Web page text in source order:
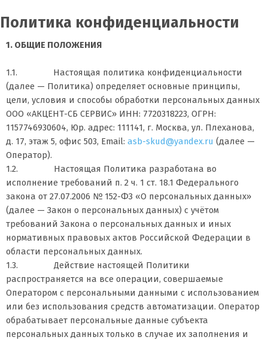
Политика конфиденциальности
1. ОБЩИЕ ПОЛОЖЕНИЯ
1.1. Настоящая политика конфиденциальности
(далее — Политика) определяет основные принципы,
цели, условия и способы обработки персональных данных
ООО «АКЦЕНТ-СБ СЕРВИС» ИНН: 7720318223, ОГРН:
1157746930604, Юр. адрес: 111141, г. Москва, ул. Плеханова,
д. 17, этаж 5, офис 503, Email: asb-skud@yandex.ru (далее —
Оператор).
1.2. Настоящая Политика разработана во
исполнение требований п. 2 ч. 1 ст. 18.1 Федерального
закона от 27.07.2006 № 152-ФЗ «О персональных данных»
(далее — Закон о персональных данных) с учётом
требований Закона о персональных данных и иных
нормативных правовых актов Российской Федерации в
области персональных данных.
1.3. Действие настоящей Политики
распространяется на все операции, совершаемые
Оператором с персональными данными с использованием
или без использования средств автоматизации. Оператор
обрабатывает персональные данные субъекта
персональных данных только в случае их заполнения и